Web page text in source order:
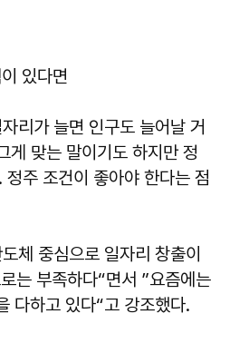
있다면
리가 늘면 인구도 늘어날 거
게 맞는 말이기도 하지만 정
주 조건이 좋아야 한다는 점
체 중심으로 일자리 창출이
는 부족하다“면서 ”요즘에는
다하고 있다“고 강조했다.